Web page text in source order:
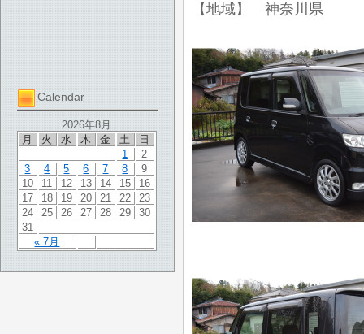
Calendar
2026年8月
月
火 水 木 金 土 日
« 7月
1
2
3
4 5 6 7 8
9
10
11 12 13 14 15
16
17
18 19 20 21 22
23
24
25 26 27 28 29
30
31
【地域】 神奈川県